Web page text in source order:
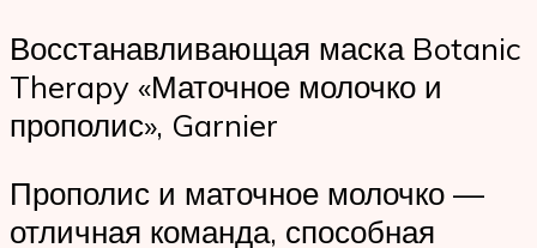
Восстанавливающая маска Botanic
Therapy «Маточное молочко и
прополис», Garnier
Прополис и маточное молочко —
отличная команда, способная